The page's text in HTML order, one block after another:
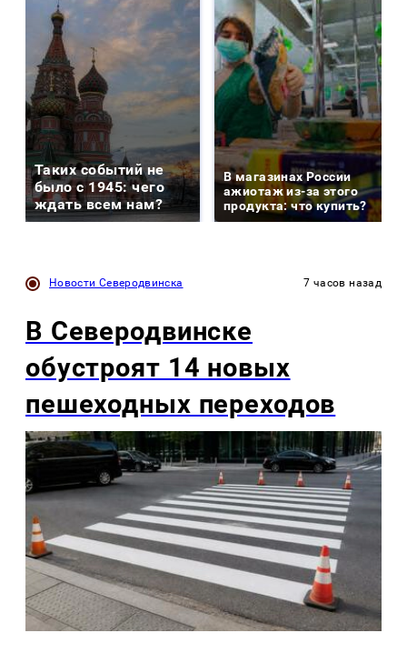
Таких событий не
было с 1945: чего
ждать всем нам?
В магазинах России
ажиотаж из-за этого
продукта: что купить?
Новости Северодвинска 7 часов назад
В Северодвинске
обустроят 14 новых
пешеходных переходов